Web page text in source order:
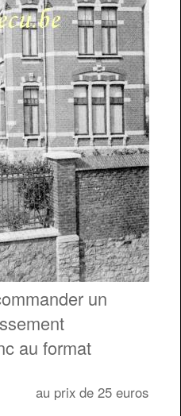
un
au format
au prix de 25 euros